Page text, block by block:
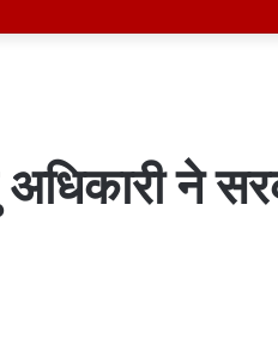
अधिकारी ने